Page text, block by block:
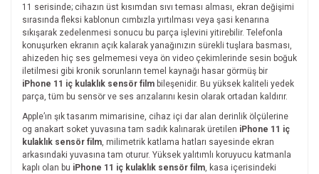
11 serisinde; cihazın üst kısımdan sıvı teması alması, ekran değişimi
sırasında fleksi kablonun cımbızla yırtılması veya şasi kenarına
sıkışarak zedelenmesi sonucu bu parça işlevini yitirebilir. Telefonla
konuşurken ekranın açık kalarak yanağınızın sürekli tuşlara basması,
ahizeden hiç ses gelmemesi veya ön video çekimlerinde sesin boğuk
iletilmesi gibi kronik sorunların temel kaynağı hasar görmüş bir
iPhone 11 iç kulaklık sensör film bileşenidir. Bu yüksek kaliteli yedek
parça, tüm bu sensör ve ses arızalarını kesin olarak ortadan kaldırır.
Apple’ın şık tasarım mimarisine, cihaz içi dar alan derinlik ölçülerine
og anakart soket yuvasına tam sadık kalınarak üretilen iPhone 11 iç
kulaklık sensör film, milimetrik katlama hatları sayesinde ekran
arkasındaki yuvasına tam oturur. Yüksek yalıtımlı koruyucu katmanla
kaplı olan bu iPhone 11 iç kulaklık sensör film, kasa içerisindeki